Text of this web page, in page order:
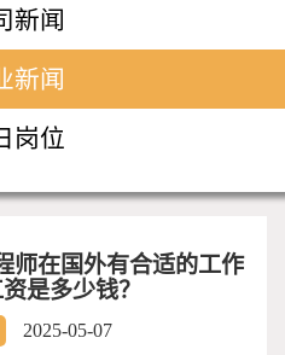
新闻
新闻
岗位
师在国外有合适的工作
是多少钱？
2025-05-07